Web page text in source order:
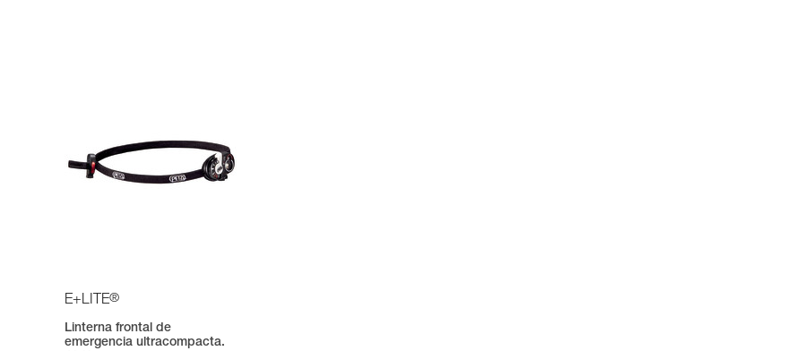
E+LITE®
Linterna frontal de
emergencia ultracompacta.